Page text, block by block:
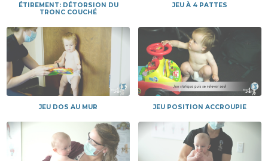
ÉTIREMENT: DÉTORSION DU
TRONC COUCHÉ
JEU À 4 PATTES
JEU DOS AU MUR JEU POSITION ACCROUPIE